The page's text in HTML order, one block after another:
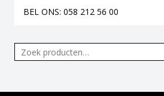
BEL ONS: 058 212 56 00
Zoeken: